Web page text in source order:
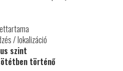
/ lokalizáció
szint
történő